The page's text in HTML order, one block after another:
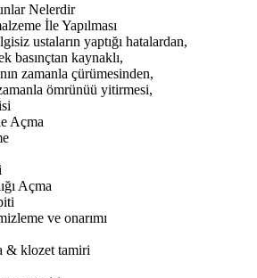
Nelerdir
İle Yapılması
ustaların yaptığı hatalardan,
basınçtan kaynaklı,
zamanla çürümesinden,
ömrünüü yitirmesi,
Açma
Açma
ve onarımı
& klozet tamiri